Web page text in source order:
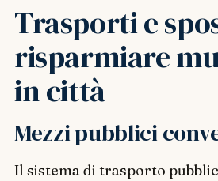
Trasporti e
risparmiare
in città
Mezzi pubblici
Il sistema di trasporto